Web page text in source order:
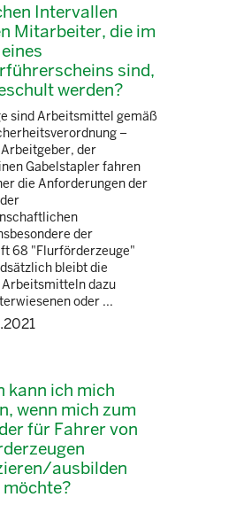
Intervallen
Mitarbeiter, die im
sind,
werden?
sind Arbeitsmittel gemäß
–
der
Gabelstapler fahren
die Anforderungen der
der
68 "Flurförderzeuge"
bleibt die
Arbeitsmitteln dazu
oder ...
kann ich mich
wenn mich zum
für Fahrer von
ausbilden
möchte?